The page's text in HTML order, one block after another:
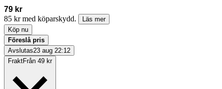
79 kr
85 kr med köparskydd.
Läs mer
Köp nu
Föreslå pris
Avslutas23 aug 22:12
FraktFrån 49 kr